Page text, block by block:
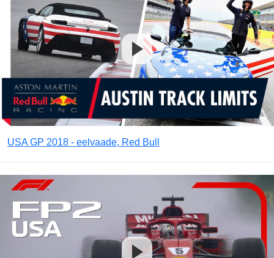
USA GP 2018 - eelvaade, Red Bull